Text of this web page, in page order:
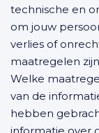
technische en
om jouw
verlies of
maatregelen
Welke
van de
hebben